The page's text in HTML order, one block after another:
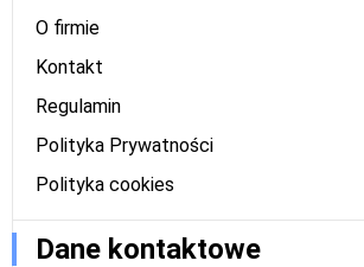
O firmie
Kontakt
Regulamin
Polityka Prywatności
Polityka cookies
Dane kontaktowe